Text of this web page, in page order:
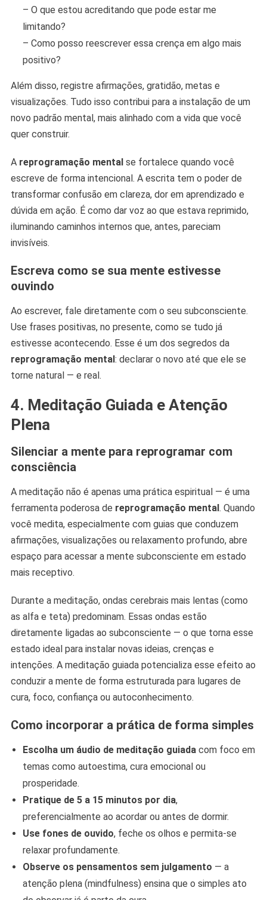
– O que estou acreditando que pode estar me
limitando?
– Como posso reescrever essa crença em algo mais
positivo?
Além disso, registre afirmações, gratidão, metas e
visualizações. Tudo isso contribui para a instalação de um
novo padrão mental, mais alinhado com a vida que você
quer construir.
A reprogramação mentalse fortalece quando você
escreve de forma intencional. A escrita tem o poder de
transformar confusão em clareza, dor em aprendizado e
dúvida em ação. É como dar voz ao que estava reprimido,
iluminando caminhos internos que, antes, pareciam
invisíveis.
Escreva como se sua mente estivesse
ouvindo
Ao escrever, fale diretamente com o seu subconsciente.
Use frases positivas, no presente, como se tudo já
estivesse acontecendo. Esse é um dos segredos da
reprogramação mental: declarar o novo até que ele se
torne natural — e real.
4. Meditação Guiada e Atenção
Plena
Silenciar a mente para reprogramar com
consciência
A meditação não é apenas uma prática espiritual — é uma
ferramenta poderosa de reprogramação mental. Quando
você medita, especialmente com guias que conduzem
afirmações, visualizações ou relaxamento profundo, abre
espaço para acessar a mente subconsciente em estado
mais receptivo.
Durante a meditação, ondas cerebrais mais lentas (como
as alfa e teta) predominam. Essas ondas estão
diretamente ligadas ao subconsciente — o que torna esse
estado ideal para instalar novas ideias, crenças e
intenções. A meditação guiada potencializa esse efeito ao
conduzir a mente de forma estruturada para lugares de
cura, foco, confiança ou autoconhecimento.
Como incorporar a prática de forma simples
Escolha um áudio de meditação guiadacom foco em
temas como autoestima, cura emocional ou
prosperidade.
Pratique de 5 a 15 minutos por dia,
preferencialmente ao acordar ou antes de dormir.
Use fones de ouvido, feche os olhos e permita-se
relaxar profundamente.
Observe os pensamentos sem julgamento — a
atenção plena (mindfulness) ensina que o simples ato